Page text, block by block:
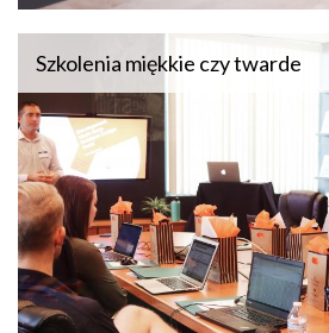
Szkolenia miękkie czy twarde